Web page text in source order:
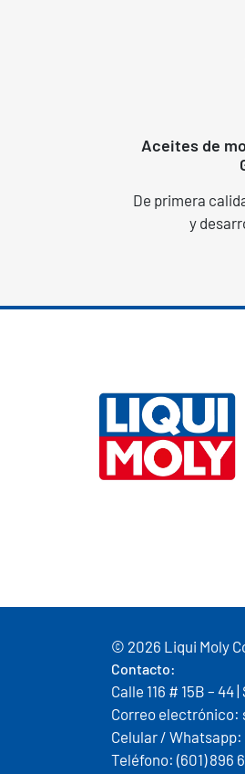
Aceites de
De primera
y
© 2026 Liqui Moly
Contacto:
Calle 116 # 15B –
Correo
Celular / Whatsapp:
Teléfono: (601) 896